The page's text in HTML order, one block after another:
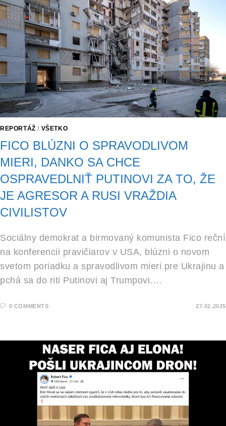
REPORTÁŽ / VŠETKO
FICO BLÚZNI O SPRAVODLIVOM
MIERI, DANKO SA CHCE
OSPRAVEDLNIŤ PUTINOVI ZA TO, ŽE
JE AGRESOR A RUSI VRAŽDIA
CIVILISTOV
Sociálny demokrat a birmovaný komunista Fico reční
na konferencii pravičiarov v USA, blúzni o novom
svetom poriadku a spravodlivom mieri pre Ukrajinu a
pchá sa do riti Putinovi aj Trumpovi.…
0 COMMENTS 27.02.2025